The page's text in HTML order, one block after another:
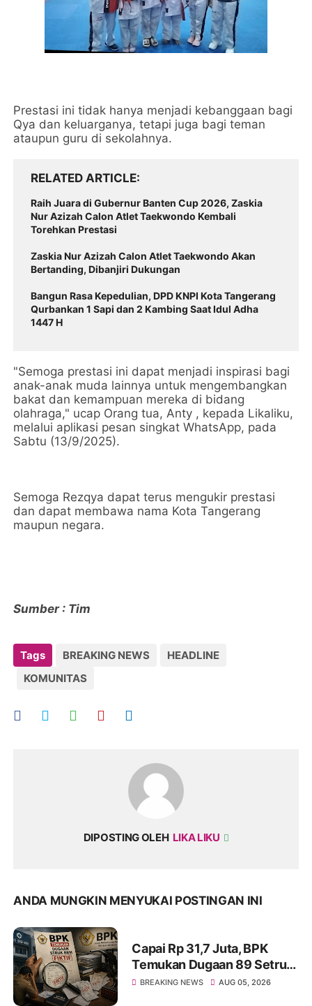
Prestasi ini tidak hanya menjadi kebanggaan bagi
Qya dan keluarganya, tetapi juga bagi teman
ataupun guru di sekolahnya.
RELATED ARTICLE
Raih Juara di Gubernur Banten Cup 2026, Zaskia
Nur Azizah Calon Atlet Taekwondo Kembali
Torehkan Prestasi
Zaskia Nur Azizah Calon Atlet Taekwondo Akan
Bertanding, Dibanjiri Dukungan
Bangun Rasa Kepedulian, DPD KNPI Kota Tangerang
Qurbankan 1 Sapi dan 2 Kambing Saat Idul Adha
1447 H
"Semoga prestasi ini dapat menjadi inspirasi bagi
anak-anak muda lainnya untuk mengembangkan
bakat dan kemampuan mereka di bidang
olahraga," ucap Orang tua, Anty , kepada Likaliku,
melalui aplikasi pesan singkat WhatsApp, pada
Sabtu (13/9/2025).
Semoga Rezqya dapat terus mengukir prestasi
dan dapat membawa nama Kota Tangerang
maupun negara.
Sumber : Tim
Tags BREAKING NEWS
HEADLINE
KOMUNITAS
DIPOSTING OLEH LIKA LIKU
ANDA MUNGKIN MENYUKAI POSTINGAN INI
Capai Rp 31,7 Juta, BPK
Temukan Dugaan 89 Setruk
BBM Fiktif di Dinkes Kota
BREAKING NEWS AUG 05, 2026